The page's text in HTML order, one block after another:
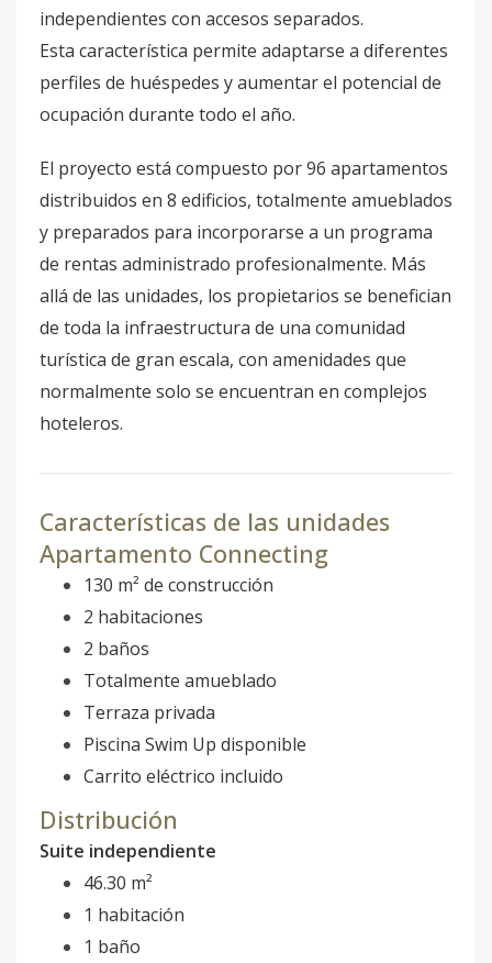
independientes con accesos separados.
Esta característica permite adaptarse a diferentes
perfiles de huéspedes y aumentar el potencial de
ocupación durante todo el año.
El proyecto está compuesto por 96 apartamentos
distribuidos en 8 edificios, totalmente amueblados
y preparados para incorporarse a un programa
de rentas administrado profesionalmente. Más
allá de las unidades, los propietarios se benefician
de toda la infraestructura de una comunidad
turística de gran escala, con amenidades que
normalmente solo se encuentran en complejos
hoteleros.
Características de las unidades
Apartamento Connecting
130 m² de construcción
2 habitaciones
2 baños
Totalmente amueblado
Terraza privada
Piscina Swim Up disponible
Carrito eléctrico incluido
Distribución
Suite independiente
46.30 m²
1 habitación
1 baño